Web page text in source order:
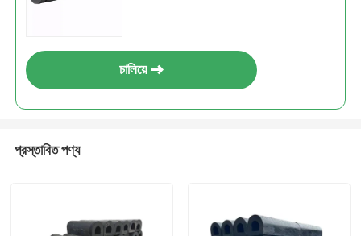
চালিয়ে
প্রস্তাবিত পণ্য